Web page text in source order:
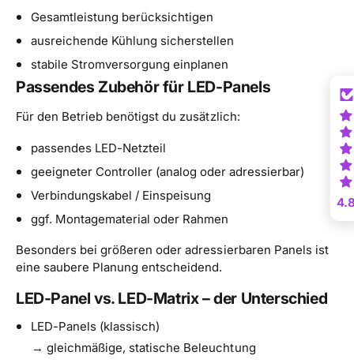
Gesamtleistung berücksichtigen
ausreichende Kühlung sicherstellen
stabile Stromversorgung einplanen
Passendes Zubehör für LED-Panels
Für den Betrieb benötigst du zusätzlich:
passendes LED-Netzteil
geeigneter Controller (analog oder adressierbar)
Verbindungskabel / Einspeisung
ggf. Montagematerial oder Rahmen
Besonders bei größeren oder adressierbaren Panels ist
eine saubere Planung entscheidend.
LED-Panel vs. LED-Matrix – der Unterschied
LED-Panels (klassisch)
→ gleichmäßige, statische Beleuchtung